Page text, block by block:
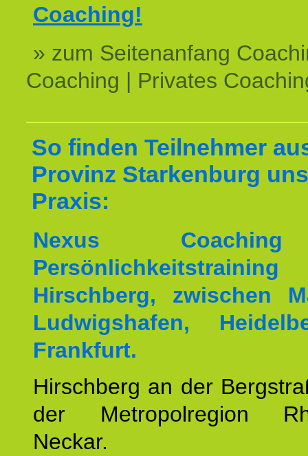
Coaching!
» zum Seitenanfang
Coaching | Privates
So finden Teilnehmer
Provinz Starkenburg
Praxis:
Nexus
Hirschberg, zwischen
Ludwigshafen,
Frankfurt.
Hirschberg an der
der Metropolregion
Neckar.